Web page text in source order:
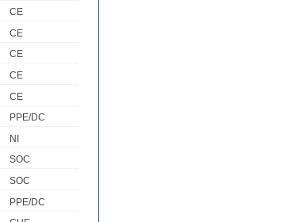
CE
CE
CE
CE
CE
PPE/DC
NI
SOC
SOC
PPE/DC